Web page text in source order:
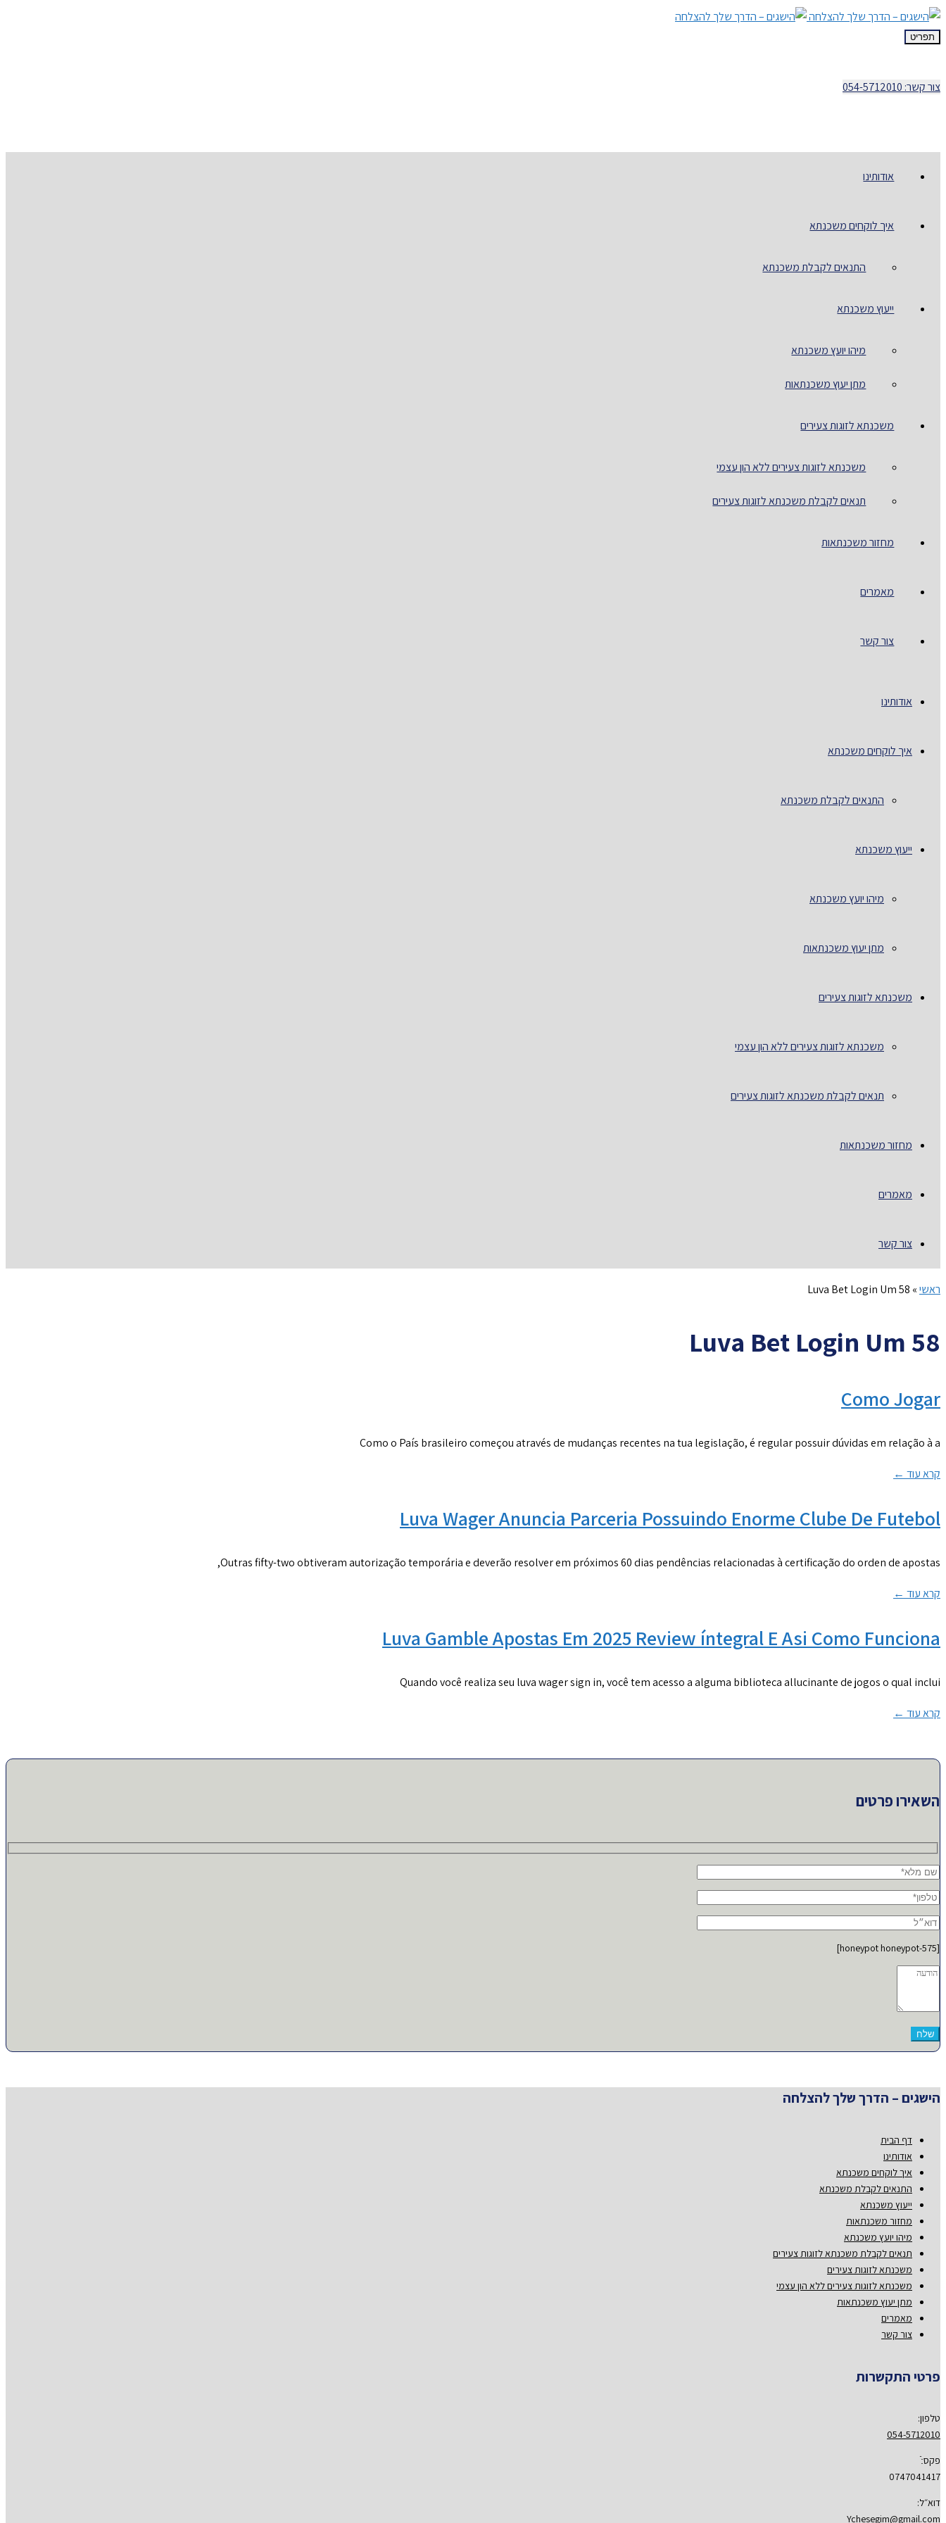
תפריט
צור קשר: 054-5712010
אודותינו
איך לוקחים משכנתא
התנאים לקבלת משכנתא
ייעוץ משכנתא
מיהו יועץ משכנתא
מתן יעוץ משכנתאות
משכנתא לזוגות צעירים
משכנתא לזוגות צעירים ללא הון עצמי
תנאים לקבלת משכנתא לזוגות צעירים
מחזור משכנתאות
מאמרים
צור קשר
אודותינו
איך לוקחים משכנתא
התנאים לקבלת משכנתא
ייעוץ משכנתא
מיהו יועץ משכנתא
מתן יעוץ משכנתאות
משכנתא לזוגות צעירים
משכנתא לזוגות צעירים ללא הון עצמי
תנאים לקבלת משכנתא לזוגות צעירים
מחזור משכנתאות
מאמרים
צור קשר
ראשי»
Luva Bet Login Um 58
Luva Bet Login Um 58
Como Jogar
Como o País brasileiro começou através de mudanças recentes na tua legislação, é regular possuir dúvidas em relação à a
קרא עוד ←
Luva Wager Anuncia Parceria Possuindo Enorme Clube De Futebol
Outras fifty-two obtiveram autorização temporária e deverão resolver em próximos 60 dias pendências relacionadas à certificação do orden de apostas,
קרא עוד ←
Luva Gamble Apostas Em 2025 Review íntegral E Asi Como Funciona
Quando você realiza seu luva wager sign in, você tem acesso a alguma biblioteca allucinante de jogos o qual inclui
קרא עוד ←
השאירו פרטים
[honeypot honeypot-575]
הישגים – הדרך שלך להצלחה
דף הבית
אודותינו
איך לוקחים משכנתא
התנאים לקבלת משכנתא
ייעוץ משכנתא
מחזור משכנתאות
מיהו יועץ משכנתא
תנאים לקבלת משכנתא לזוגות צעירים
משכנתא לזוגות צעירים
משכנתא לזוגות צעירים ללא הון עצמי
מתן יעוץ משכנתאות
מאמרים
צור קשר
פרטי התקשרות
טלפון:
054-5712010
פקס:ֿ
0747041417
דוא״ל:
Ychesegim@gmail.com